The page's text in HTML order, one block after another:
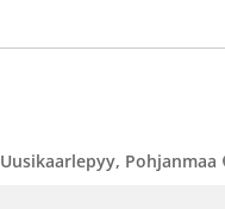
Uusikaarlepyy, Pohjanmaa